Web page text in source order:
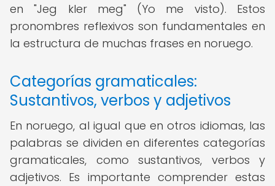
en "Jeg kler meg" (Yo me visto). Estos
pronombres reflexivos son fundamentales en
la estructura de muchas frases en noruego.
Categorías gramaticales:
Sustantivos, verbos y adjetivos
En noruego, al igual que en otros idiomas, las
palabras se dividen en diferentes categorías
gramaticales, como sustantivos, verbos y
adjetivos. Es importante comprender estas